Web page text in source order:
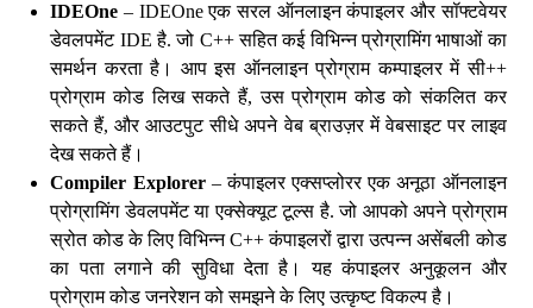
IDEOne – IDEOne एक सरल ऑनलाइन कंपाइलर और सॉफ्टवेयर
डेवलपमेंट IDE है. जो C++ सहित कई विभिन्न प्रोग्रामिंग भाषाओं का
समर्थन करता है। आप इस ऑनलाइन प्रोग्राम कम्पाइलर में सी++
प्रोग्राम कोड लिख सकते हैं, उस प्रोग्राम कोड को संकलित कर
सकते हैं, और आउटपुट सीधे अपने वेब ब्राउज़र में वेबसाइट पर लाइव
देख सकते हैं।
Compiler Explorer– कंपाइलर एक्सप्लोरर एक अनूठा ऑनलाइन
प्रोग्रामिंग डेवलपमेंट या एक्सेक्यूट टूल्स है. जो आपको अपने प्रोग्राम
स्रोत कोड के लिए विभिन्न C++ कंपाइलरों द्वारा उत्पन्न असेंबली कोड
का पता लगाने की सुविधा देता है। यह कंपाइलर अनुकूलन और
प्रोग्राम कोड जनरेशन को समझने के लिए उत्कृष्ट विकल्प है।